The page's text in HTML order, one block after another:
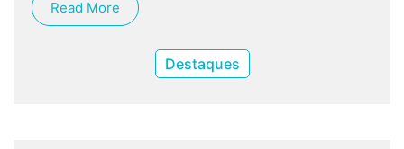
Read More
Destaques